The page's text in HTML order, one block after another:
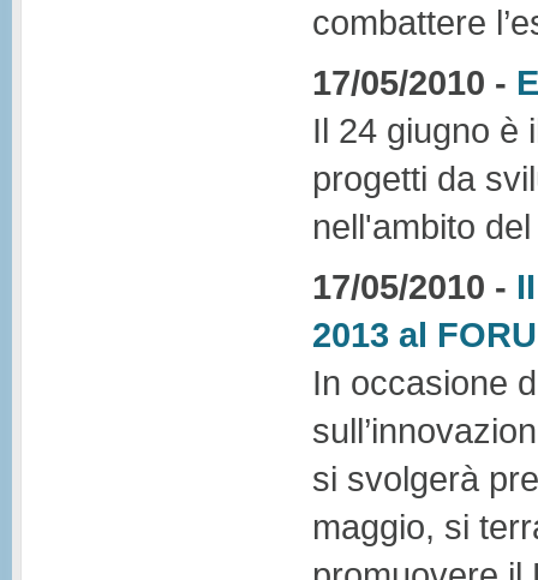
combattere
17/05/2010 -
Il 24 giugno è
progetti da
nell'ambito
17/05/2010 -
2013 al
In occasione
si svolgerà
maggio, si